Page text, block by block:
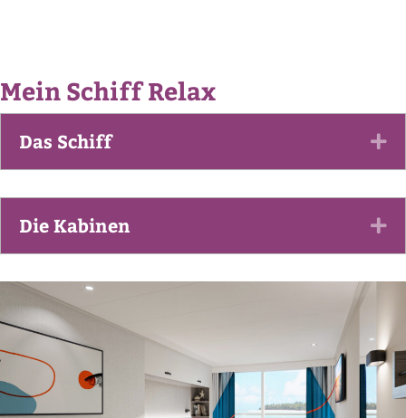
Mein Schiff Relax
Das Schiff
Die Kabinen